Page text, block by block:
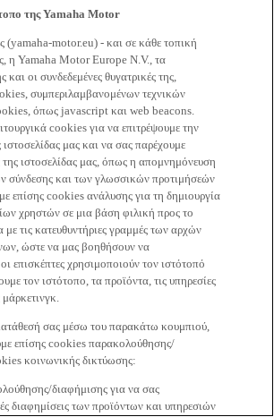
της Yamaha Motor
(yamaha-motor.eu) - και σε κάθε τοπική
η Yamaha Motor Europe N.V., τα
οι συνδεδεμένες θυγατρικές της,
συμπεριλαμβανομένων τεχνικών
όπως javascript και web beacons.
cookies για να επιτρέψουμε την
ιστοσελίδας μας και να σας παρέχουμε
της ιστοσελίδας μας, όπως η απομνημόνευση
σύνδεσης και των γλωσσικών προτιμήσεών
επίσης cookies ανάλυσης για τη δημιουργία
χρηστών σε μια βάση φιλική προς το
τις κατευθυντήριες γραμμές των αρχών
ώστε να μας βοηθήσουν να
επισκέπτες χρησιμοποιούν τον ιστότοπό
τον ιστότοπο, τα προϊόντα, τις υπηρεσίες
σας μέσω του παρακάτω κουμπιού,
επίσης cookies παρακολούθησης/
κοινωνικής δικτύωσης:
διαφήμισης για να σας
διαφημίσεις των προϊόντων και υπηρεσιών